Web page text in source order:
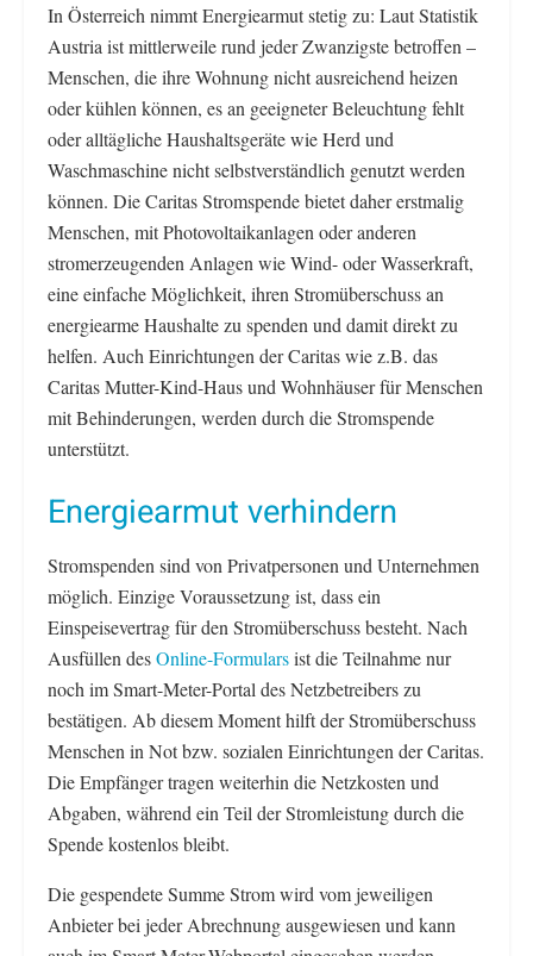
In Österreich nimmt Energiearmut stetig zu: Laut Statistik
Austria ist mittlerweile rund jeder Zwanzigste betroffen –
Menschen, die ihre Wohnung nicht ausreichend heizen
oder kühlen können, es an geeigneter Beleuchtung fehlt
oder alltägliche Haushaltsgeräte wie Herd und
Waschmaschine nicht selbstverständlich genutzt werden
können. Die Caritas Stromspende bietet daher erstmalig
Menschen, mit Photovoltaikanlagen oder anderen
stromerzeugenden Anlagen wie Wind- oder Wasserkraft,
eine einfache Möglichkeit, ihren Stromüberschuss an
energiearme Haushalte zu spenden und damit direkt zu
helfen. Auch Einrichtungen der Caritas wie z.B. das
Caritas Mutter-Kind-Haus und Wohnhäuser für Menschen
mit Behinderungen, werden durch die Stromspende
unterstützt.
Energiearmut verhindern
Stromspenden sind von Privatpersonen und Unternehmen
möglich. Einzige Voraussetzung ist, dass ein
Einspeisevertrag für den Stromüberschuss besteht. Nach
Ausfüllen desOnline-Formularsist die Teilnahme nur
noch im Smart-Meter-Portal des Netzbetreibers zu
bestätigen. Ab diesem Moment hilft der Stromüberschuss
Menschen in Not bzw. sozialen Einrichtungen der Caritas.
Die Empfänger tragen weiterhin die Netzkosten und
Abgaben, während ein Teil der Stromleistung durch die
Spende kostenlos bleibt.
Die gespendete Summe Strom wird vom jeweiligen
Anbieter bei jeder Abrechnung ausgewiesen und kann